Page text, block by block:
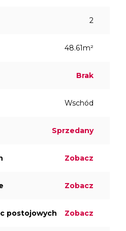
2
48.61m²
Brak
Wschód
Sprzedany
Zobacz
Zobacz
postojowych Zobacz